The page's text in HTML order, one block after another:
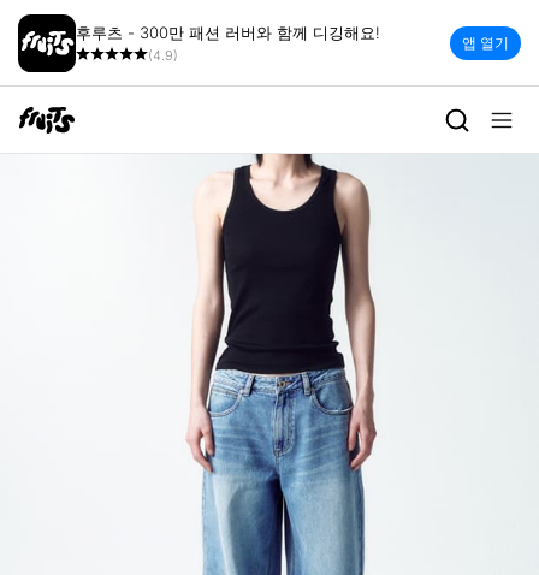
후루츠 - 300만 패션 러버와 함께 디깅해요!
(4.9)
앱 열기